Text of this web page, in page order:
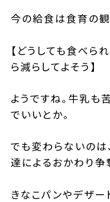
今の給食は食育の
【どうしても食べら
ら減らしてよそう】
ようですね。牛乳
でいいとか。
でも変わらないのは
達によるおかわり争
きなこパンやデザ